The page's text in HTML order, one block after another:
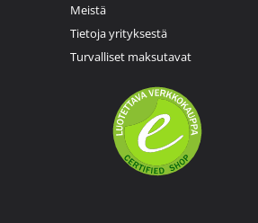
Meistä
Tietoja yrityksestä
Turvalliset maksutavat